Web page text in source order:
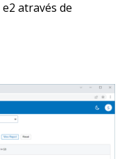
e2 através de